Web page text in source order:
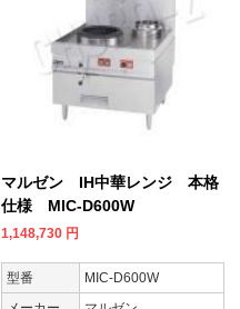
マルゼン IH中華レンジ 本格
仕様 MIC-D600W
1,148,730 円
型番
MIC-D600W